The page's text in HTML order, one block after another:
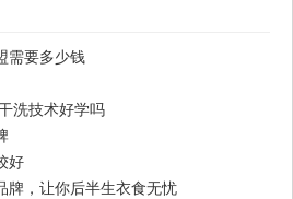
需要多少钱
洗技术好学吗
好
牌，让你后半生衣食无忧